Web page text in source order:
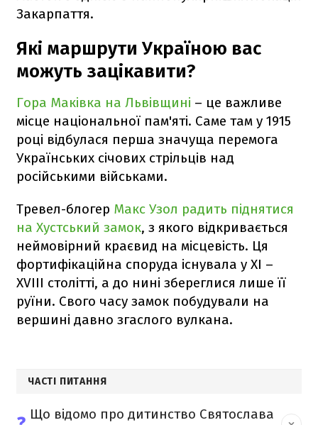
Закарпаття.
Які маршрути Україною вас
можуть зацікавити?
Гора Маківка на Львівщині – це важливе
місце національної пам'яті. Саме там у 1915
році відбулася перша значуща перемога
Українських січових стрільців над
російськими військами.
Тревел-блогер Макс Узол радить піднятися
на Хустський замок, з якого відкривається
неймовірний краєвид на місцевість. Ця
фортифікаційна споруда існувала у XI –
XVIII столітті, а до нині збереглися лише її
руїни. Свого часу замок побудували на
вершині давно згаслого вулкана.
ЧАСТІ ПИТАННЯ
Що відомо про дитинство Святослава